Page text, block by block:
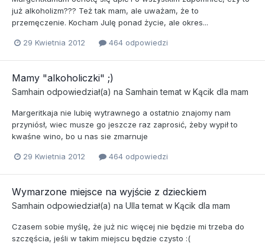
już alkoholizm??? Też tak mam, ale uważam, że to
przemęczenie. Kocham Julę ponad życie, ale okres...
29 Kwietnia 2012 464 odpowiedzi
Mamy "alkoholiczki" ;)
Samhain odpowiedział(a) na Samhain temat w Kącik dla mam
Margeritkaja nie lubię wytrawnego a ostatnio znajomy nam
przyniósł, wiec musze go jeszcze raz zaprosić, żeby wypił to
kwaśne wino, bo u nas sie zmarnuje
29 Kwietnia 2012 464 odpowiedzi
Wymarzone miejsce na wyjście z dzieckiem
Samhain odpowiedział(a) na Ulla temat w Kącik dla mam
Czasem sobie myślę, że już nic więcej nie będzie mi trzeba do
szczęścia, jeśli w takim miejscu będzie czysto :(